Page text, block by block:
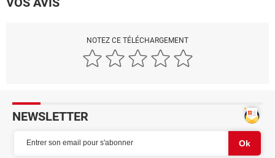
NOTEZ CE TÉLÉCHARGEMENT
NEWSLETTER